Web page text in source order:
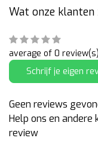
Wat onze klanten
average of 0 review(s)
Schrijf je eigen
Geen reviews
Help ons en andere
review